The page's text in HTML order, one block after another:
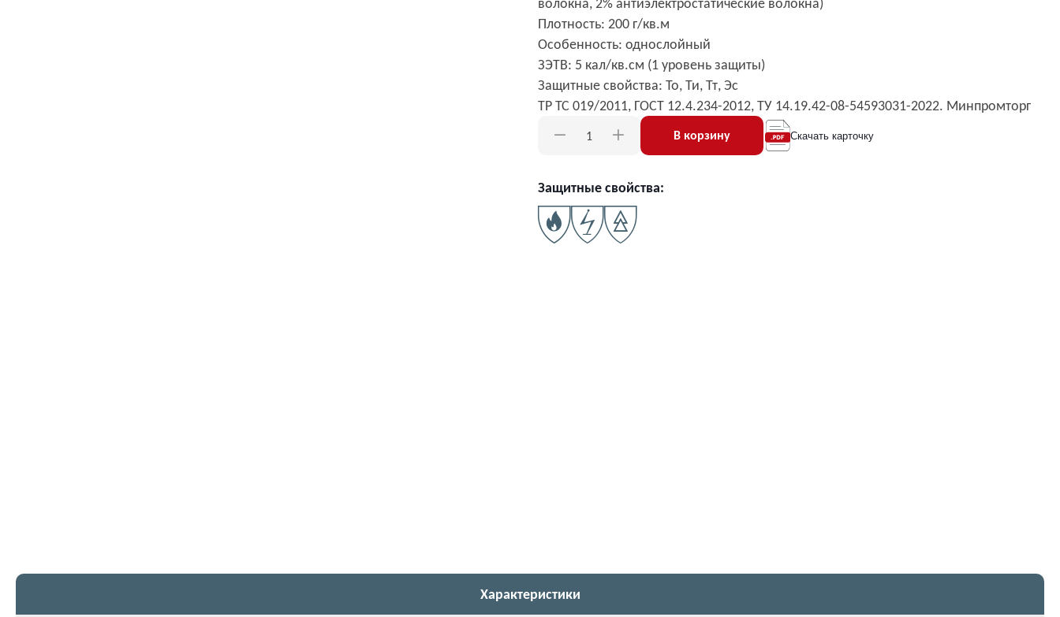
Плотность: 200 г/кв.м
Особенность: однослойный
ЗЭТВ: 5 кал/кв.см (1 уровень защиты)
Защитные свойства: То, Ти, Тт, Эс
ТР ТС 019/2011, ГОСТ 12.4.234-2012, ТУ 14.19.42-08-54593031-2022. Минпромторг
В корзину Скачать карточку
Защитные свойства:
Характеристики